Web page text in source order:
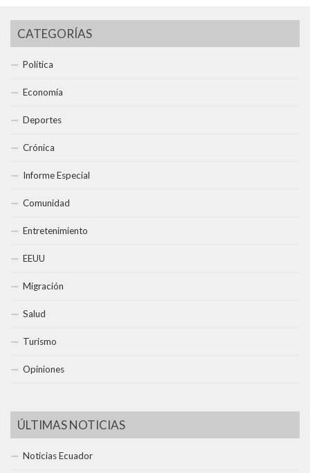
CATEGORÍAS
Política
Economía
Deportes
Crónica
Informe Especial
Comunidad
Entretenimiento
EEUU
Migración
Salud
Turismo
Opiniones
ÚLTIMAS NOTICIAS
Noticias Ecuador